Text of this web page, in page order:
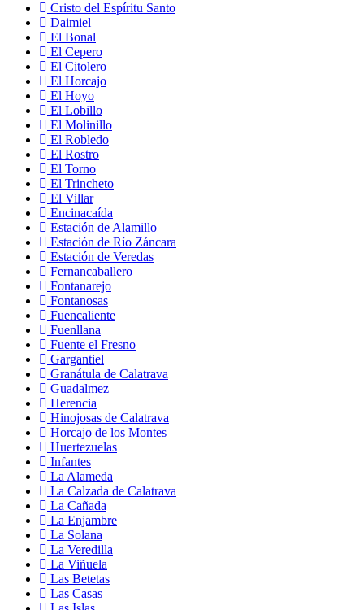
Cristo del Espíritu Santo
Daimiel
El Bonal
El Cepero
El Citolero
El Horcajo
El Hoyo
El Lobillo
El Molinillo
El Robledo
El Rostro
El Torno
El Trincheto
El Villar
Encinacaída
Estación de Alamillo
Estación de Río Záncara
Estación de Veredas
Fernancaballero
Fontanarejo
Fontanosas
Fuencaliente
Fuenllana
Fuente el Fresno
Gargantiel
Granátula de Calatrava
Guadalmez
Herencia
Hinojosas de Calatrava
Horcajo de los Montes
Huertezuelas
Infantes
La Alameda
La Calzada de Calatrava
La Cañada
La Enjambre
La Solana
La Veredilla
La Viñuela
Las Betetas
Las Casas